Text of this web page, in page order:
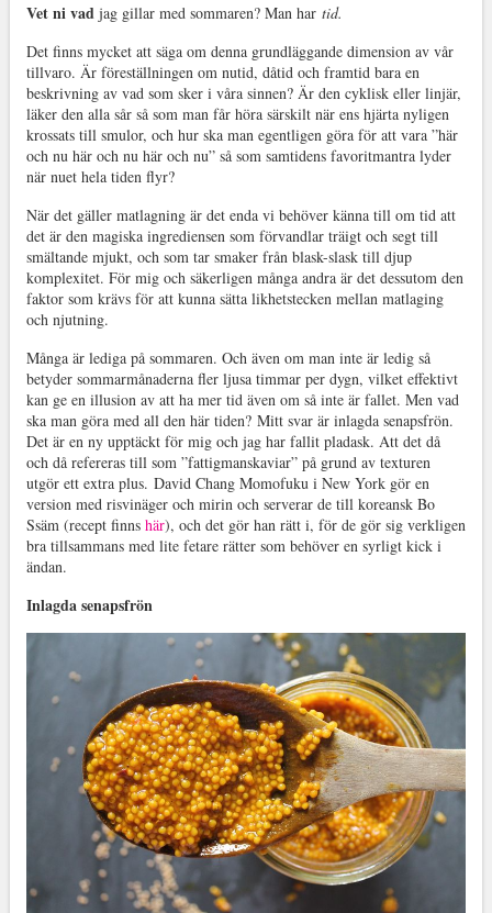
Vet ni vadjag gillar med sommaren? Man har tid.
Det finns mycket att säga om denna grundläggande dimension av vår
tillvaro. Är föreställningen om nutid, dåtid och framtid bara en
beskrivning av vad som sker i våra sinnen? Är den cyklisk eller linjär,
läker den alla sår så som man får höra särskilt när ens hjärta nyligen
krossats till smulor, och hur ska man egentligen göra för att vara ”här
och nu här och nu här och nu” så som samtidens favoritmantra lyder
när nuet hela tiden flyr?
När det gäller matlagning är det enda vi behöver känna till om tid att
det är den magiska ingrediensen som förvandlar träigt och segt till
smältande mjukt, och som tar smaker från blask-slask till djup
komplexitet. För mig och säkerligen många andra är det dessutom den
faktor som krävs för att kunna sätta likhetstecken mellan matlaging
och njutning.
Många är lediga på sommaren. Och även om man inte är ledig så
betyder sommarmånaderna fler ljusa timmar per dygn, vilket effektivt
kan ge en illusion av att ha mer tid även om så inte är fallet. Men vad
ska man göra med all den här tiden? Mitt svar är inlagda senapsfrön.
Det är en ny upptäckt för mig och jag har fallit pladask. Att det då
och då refereras till som ”fattigmanskaviar” på grund av texturen
utgör ett extra plus. David Chang Momofuku i New York gör en
version med risvinäger och mirin och serverar de till koreansk Bo
Ssäm (recept finns här), och det gör han rätt i, för de gör sig verkligen
bra tillsammans med lite fetare rätter som behöver en syrligt kick i
ändan.
Inlagda senapsfrön